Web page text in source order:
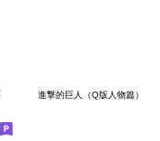
進撃的巨人（Q版人物篇）